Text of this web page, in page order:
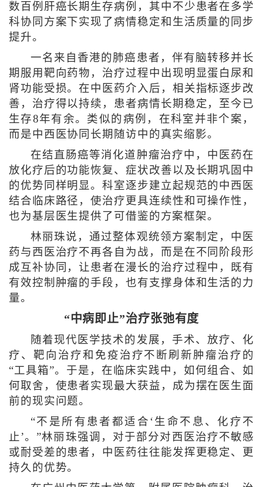
数百例肝癌长期生存病例，其中不少患者在多学
科协同方案下实现了病情稳定和生活质量的同步
提升。
一名来自香港的肺癌患者，伴有脑转移并长
期服用靶向药物，治疗过程中出现明显蛋白尿和
肾功能受损。在中医药介入后，相关指标逐步改
善，治疗得以持续，患者病情长期稳定，至今已
生存8年有余。类似的病例，在科室并非个案，
而是中西医协同长期随访中的真实缩影。
在结直肠癌等消化道肿瘤治疗中，中医药在
放化疗后的功能恢复、症状改善以及长期巩固中
的优势同样明显。科室逐步建立起规范的中西医
结合临床路径，使治疗更具连续性和可操作性，
也为基层医生提供了可借鉴的方案框架。
林丽珠说，通过整体观统领方案制定，中医
药与西医治疗不再各自为战，而是在不同阶段形
成互补协同，让患者在漫长的治疗过程中，既有
有效控制肿瘤的手段，也有支撑身体和生活的力
量。
“中病即止”治疗张弛有度
随着现代医学技术的发展，手术、放疗、化
疗、靶向治疗和免疫治疗不断刷新肿瘤治疗的
“工具箱”。于是，在临床实践中，如何组合、如
何取舍，使患者实现最大获益，成为摆在医生面
前的现实问题。
“不是所有患者都适合‘生命不息、化疗不
止’。”林丽珠强调，对于部分对西医治疗不敏感
或耐受差的患者，中医药往往能发挥更稳定、更
持久的优势。